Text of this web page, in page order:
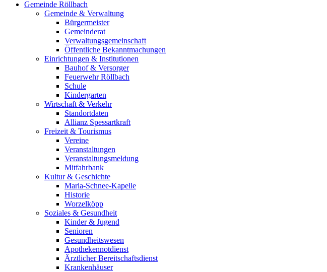
Gemeinde Röllbach
Gemeinde & Verwaltung
Bürgermeister
Gemeinderat
Verwaltungsgemeinschaft
Öffentliche Bekanntmachungen
Einrichtungen & Institutionen
Bauhof & Versorger
Feuerwehr Röllbach
Schule
Kindergarten
Wirtschaft & Verkehr
Standortdaten
Allianz Spessartkraft
Freizeit & Tourismus
Vereine
Veranstaltungen
Veranstaltungsmeldung
Mitfahrbank
Kultur & Geschichte
Maria-Schnee-Kapelle
Historie
Worzelköpp
Soziales & Gesundheit
Kinder & Jugend
Senioren
Gesundheitswesen
Apothekennotdienst
Ärztlicher Bereitschaftsdienst
Krankenhäuser